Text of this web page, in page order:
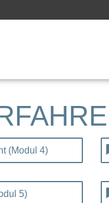
(Modul 4)
5)